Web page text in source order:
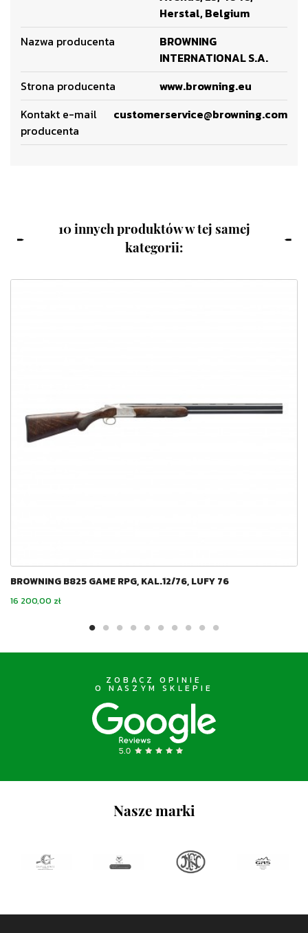
Herstal, Belgium
Nazwa producenta
BROWNING
INTERNATIONAL S.A.
Strona producenta
www.browning.eu
Kontakt e-mail
producenta
customerservice@browning.com
10 innych produktów w tej samej
kategorii:
BROWNING B825 GAME RPG, KAL.12/76, LUFY 76
Cena
16 200,00 zł
ZOBACZ OPINIE
O NASZYM SKLEPIE
Nasze marki